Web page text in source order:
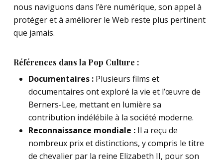
nous naviguons dans l’ère numérique, son appel à
protéger et à améliorer le Web reste plus pertinent
que jamais.
Références dans la Pop Culture :
Documentaires :Plusieurs films et
documentaires ont exploré la vie et l’œuvre de
Berners-Lee, mettant en lumière sa
contribution indélébile à la société moderne.
Reconnaissance mondiale :Il a reçu de
nombreux prix et distinctions, y compris le titre
de chevalier par la reine Elizabeth II, pour son